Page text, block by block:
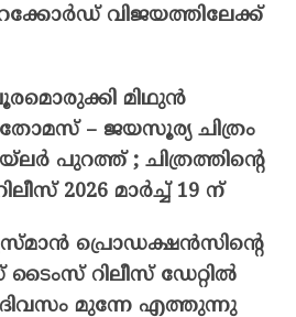
വിജയത്തിലേക്ക്
മിഥുൻ
– ജയസൂര്യ ചിത്രം
പുറത്ത് ; ചിത്രത്തിന്റെ
2026 മാർച്ച് 19 ന്
പ്രൊഡക്ഷൻസിന്റെ
റിലീസ് ഡേറ്റിൽ
ദിവസം മുന്നേ എത്തുന്നു